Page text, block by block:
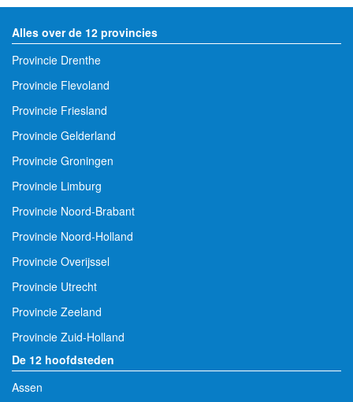
Alles over de 12 provincies
Provincie Drenthe
Provincie Flevoland
Provincie Friesland
Provincie Gelderland
Provincie Groningen
Provincie Limburg
Provincie Noord-Brabant
Provincie Noord-Holland
Provincie Overijssel
Provincie Utrecht
Provincie Zeeland
Provincie Zuid-Holland
De 12 hoofdsteden
Assen